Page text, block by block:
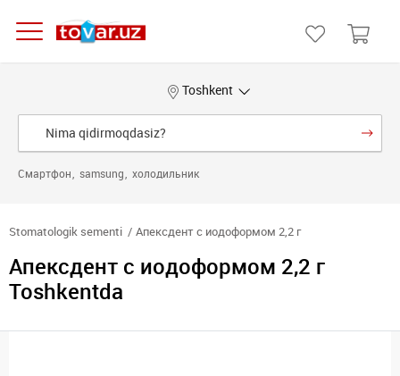
Toshkent
Смартфон samsung холодильник
Stomatologik sementi Апексдент с иодоформом 2,2 г
Апексдент с иодоформом 2,2 г
Toshkentda